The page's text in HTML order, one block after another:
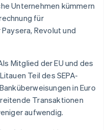
Unternehmen kümmern
für
Revolut und
Mitglied der EU und des
Teil des SEPA-
in Euro
Transaktionen
aufwendig.